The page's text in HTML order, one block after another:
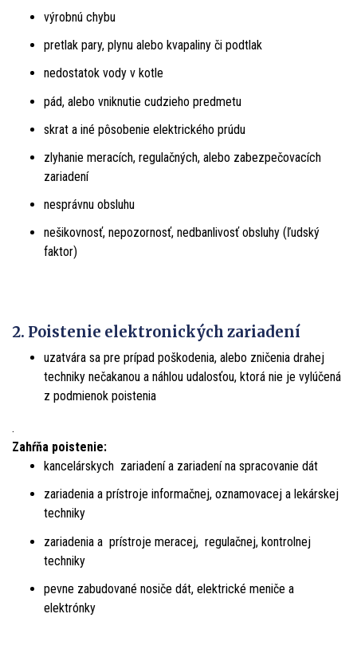
výrobnú chybu
pretlak pary, plynu alebo kvapaliny či podtlak
nedostatok vody v kotle
pád, alebo vniknutie cudzieho predmetu
skrat a iné pôsobenie elektrického prúdu
zlyhanie meracích, regulačných, alebo zabezpečovacích
zariadení
nesprávnu obsluhu
nešikovnosť, nepozornosť, nedbanlivosť obsluhy (ľudský
faktor)
2. Poistenie elektronických zariadení
uzatvára sa pre prípad poškodenia, alebo zničenia drahej
techniky nečakanou a náhlou udalosťou, ktorá nie je vylúčená
z podmienok poistenia
.
Zahŕňa poistenie:
kancelárskych zariadení a zariadení na spracovanie dát
zariadenia a prístroje informačnej, oznamovacej a lekárskej
techniky
zariadenia a prístroje meracej, regulačnej, kontrolnej
techniky
pevne zabudované nosiče dát, elektrické meniče a
elektrónky